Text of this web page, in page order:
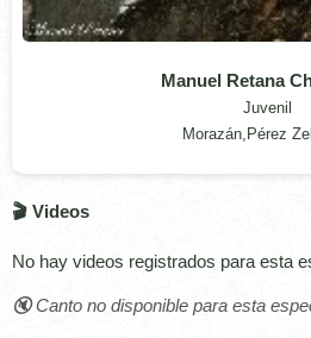
Manuel Retana
Juvenil
Morazán,Pérez
🎬 Videos
No hay videos registrados para esta
🔇 Canto no disponible para esta